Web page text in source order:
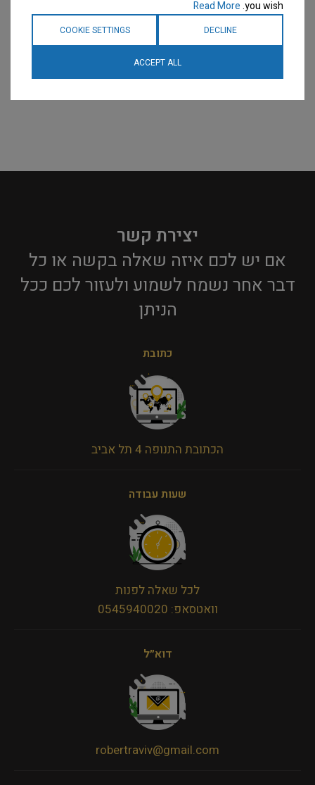
יצירת קשר
אם יש לכם איזה שאלה בקשה או כל
דבר אחר נשמח לשמוע ולעזור לכם ככל
הניתן​
כתובת
הכתובת התנופה 4 תל אביב
שעות עבודה
לכל שאלה לפנות
וואטסאפ: 0545940020
דוא״ל
robertraviv@gmail.com
you wish.
Read More
DECLINE
COOKIE SETTINGS
ACCEPT ALL